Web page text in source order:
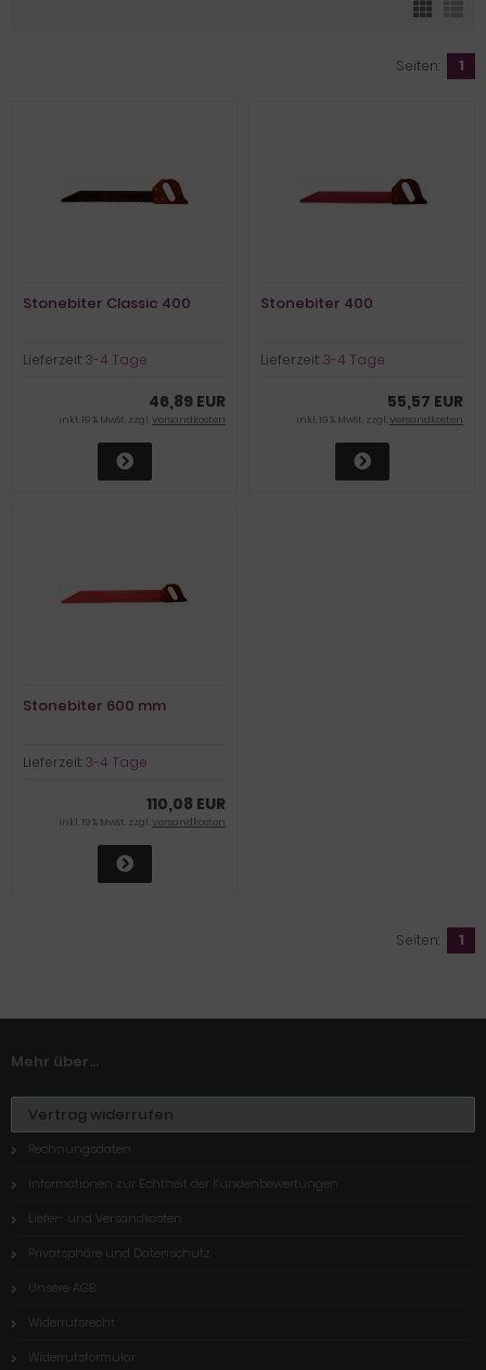
Seiten: 1
Stonebiter Classic 400
Lieferzeit:3-4 Tage
46,89 EUR
inkl. 19 % MwSt. zzgl.Versandkosten
Stonebiter 400
Lieferzeit:3-4 Tage
55,57 EUR
inkl. 19 % MwSt. zzgl.Versandkosten
Stonebiter 600 mm
Lieferzeit:3-4 Tage
110,08 EUR
inkl. 19 % MwSt. zzgl.Versandkosten
Seiten: 1
Mehr über...
Vertrag widerrufen
Rechnungsdaten
Informationen zur Echtheit der Kundenbewertungen
Liefer- und Versandkosten
Privatsphäre und Datenschutz
Unsere AGB
Widerrufsrecht
Widerrufsformular